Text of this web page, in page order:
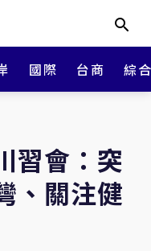
國際 台商 綜
習會：突
、關注健